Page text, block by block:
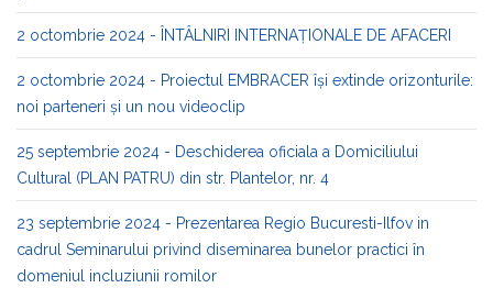
2 octombrie 2024 - ÎNTÂLNIRI INTERNAȚIONALE DE AFACERI
2 octombrie 2024 - Proiectul EMBRACER își extinde orizonturile:
noi parteneri și un nou videoclip
25 septembrie 2024 - Deschiderea oficiala a Domiciliului
Cultural (PLAN PATRU) din str. Plantelor, nr. 4
23 septembrie 2024 - Prezentarea Regio Bucuresti-Ilfov in
cadrul Seminarului privind diseminarea bunelor practici în
domeniul incluziunii romilor